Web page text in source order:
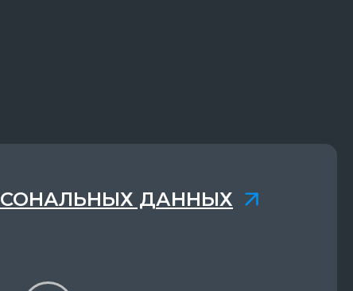
ДАННЫХ